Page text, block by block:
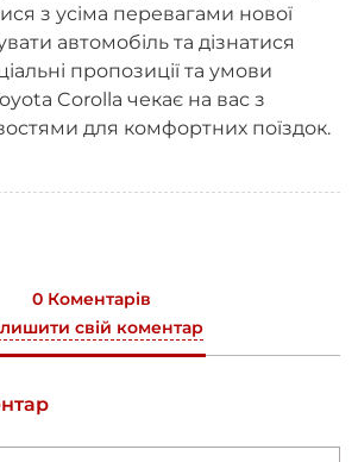
з усіма перевагами нової
автомобіль та дізнатися
пропозиції та умови
Corolla чекає на вас з
для комфортних поїздок.
0 Коментарів
свій коментар